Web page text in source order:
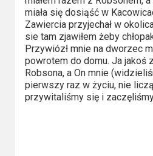
Horrory
Kino
azjatyckie
Kino
miała się dosiąść w
Zawiercia przyjechał w
sie tam zjawiłem żeby
Przywiózł mnie na dworzec
powrotem do domu. Ja jakoś
Robsona, a On mnie
pierwszy raz w życiu, nie
przywitaliśmy się i